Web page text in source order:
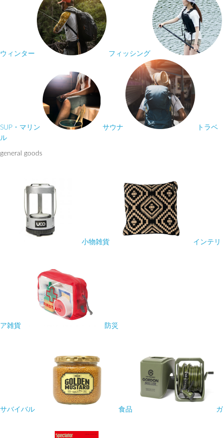
ウィンター フィッシング
SUP・マリン サウナ
トラベ
ル
general goods
小物雑貨 インテリ
ア雑貨 防災
サバイバル 食品 ガ